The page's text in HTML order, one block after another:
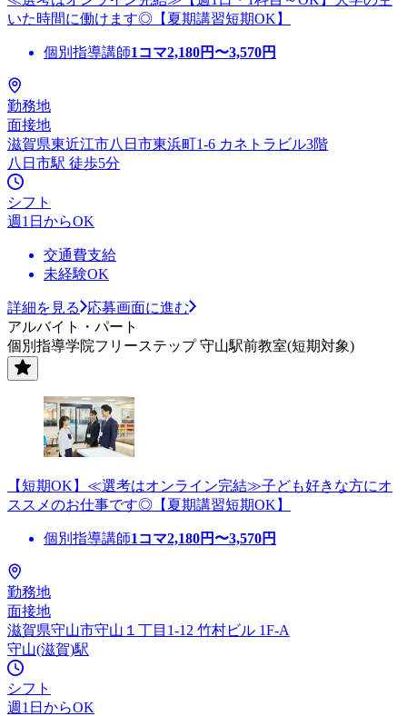
いた時間に働けます◎【夏期講習短期OK】
個別指導講師1コマ2,180円〜3,570円
勤務地
面接地
滋賀県東近江市八日市東浜町1-6 カネトラビル3階
八日市駅 徒歩5分
シフト
週1日からOK
交通費支給
未経験OK
詳細を見る
応募画面に進む
アルバイト・パート
個別指導学院フリーステップ 守山駅前教室(短期対象)
【短期OK】≪選考はオンライン完結≫子ども好きな方にオ
ススメのお仕事です◎【夏期講習短期OK】
個別指導講師1コマ2,180円〜3,570円
勤務地
面接地
滋賀県守山市守山１丁目1-12 竹村ビル 1F-A
守山(滋賀)駅
シフト
週1日からOK